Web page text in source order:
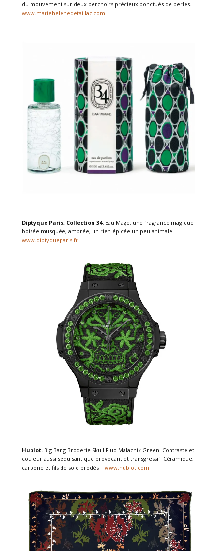
du mouvement sur deux perchoirs précieux ponctués de perles.
www.mariehelenedetaillac.com
Diptyque Paris, Collection 34.Eau Mage, une fragrance magique
boisée musquée, ambrée, un rien épicée un peu animale.
www.diptyqueparis.fr
Hublot. Big Bang Broderie Skull Fluo Malachik Green. Contraste et
couleur aussi séduisant que provocant et transgressif. Céramique,
carbone et fils de soie brodés ! www.hublot.com